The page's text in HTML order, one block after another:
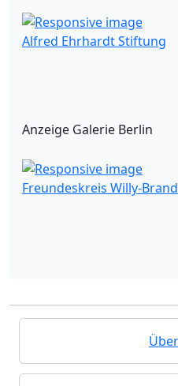
Alfred Ehrhardt Stiftung
Anzeige Galerie Berlin
Freundeskreis Willy-